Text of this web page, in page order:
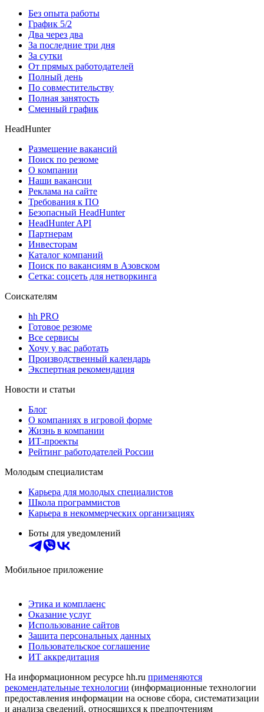
Без опыта работы
График 5/2
Два через два
За последние три дня
За сутки
От прямых работодателей
Полный день
По совместительству
Полная занятость
Сменный график
HeadHunter
Размещение вакансий
Поиск по резюме
О компании
Наши вакансии
Реклама на сайте
Требования к ПО
Безопасный HeadHunter
HeadHunter API
Партнерам
Инвесторам
Каталог компаний
Поиск по вакансиям в Азовском
Сетка: соцсеть для нетворкинга
Соискателям
hh PRO
Готовое резюме
Все сервисы
Хочу у вас работать
Производственный календарь
Экспертная рекомендация
Новости и статьи
Блог
О компаниях в игровой форме
Жизнь в компании
ИТ-проекты
Рейтинг работодателей России
Молодым специалистам
Карьера для молодых специалистов
Школа программистов
Карьера в некоммерческих организациях
Боты для уведомлений
Мобильное приложение
Этика и комплаенс
Оказание услуг
Использование сайтов
Защита персональных данных
Пользовательское соглашение
ИТ аккредитация
На информационном ресурсе hh.ru применяются
рекомендательные технологии (информационные технологии
предоставления информации на основе сбора, систематизации
и анализа сведений, относящихся к предпочтениям